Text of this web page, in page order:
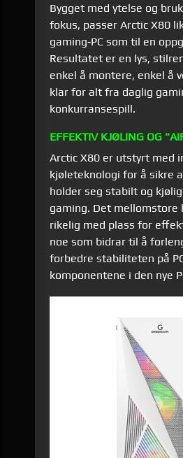
Bygget med ytelse og
fokus, passer Arctic X80
gaming‑PC som til en
Resultatet er en lys,
enkel å montere, enkel å
klar for alt fra daglig
konkurransespill.
EFFEKTIV KJØLING OG
Arctic X80 er utstyrt med
kjøleteknologi for å sikre
holder seg stabilt og
gaming. Det
rikelig med plass for
noe som bidrar til å
forbedre stabiliteten på
komponentene i den nye